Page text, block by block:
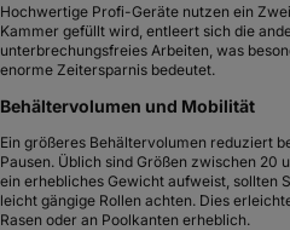
Hochwertige Profi-Geräte nutzen ein
Kammer gefüllt wird, entleert sich die
unterbrechungsfreies Arbeiten, was
enorme Zeitersparnis bedeutet.
Behältervolumen und Mobilität
Ein größeres Behältervolumen reduziert
Pausen. Üblich sind Größen zwischen 20
ein erhebliches Gewicht aufweist, sollten
leicht gängige Rollen achten. Dies
Rasen oder an Poolkanten erheblich.